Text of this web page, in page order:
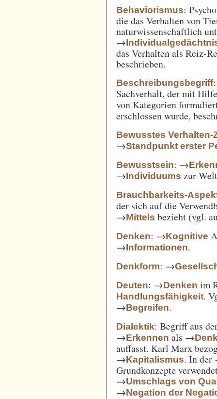
Behaviorismus:
die das Verhalten von
naturwissenschaftlich
→
das Verhalten als Reiz-
beschrieben.
Beschreibungsbegriff
Sachverhalt, der mit
von Kategorien
erschlossen wurde,
Bewusstes Verhalten-
→Standpunkt erster
Bewusstsein: →
→Individuums zur
Brauchbarkeits-
der sich auf die
→Mittels bezieht (vgl.
Denken: →Kognitive
→Informationen.
Denkform: →
Deuten: →Denken im
Handlungsfähigkeit.
→Begreifen.
Dialektik: Begriff aus
→Erkennen als →
auffasst. Karl Marx
→Kapitalismus. In
Grundkonzepte
→Umschlags von
→Negation der